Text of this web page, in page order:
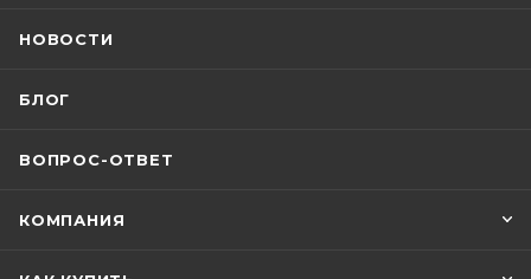
НОВОСТИ
БЛОГ
ВОПРОС-ОТВЕТ
КОМПАНИЯ